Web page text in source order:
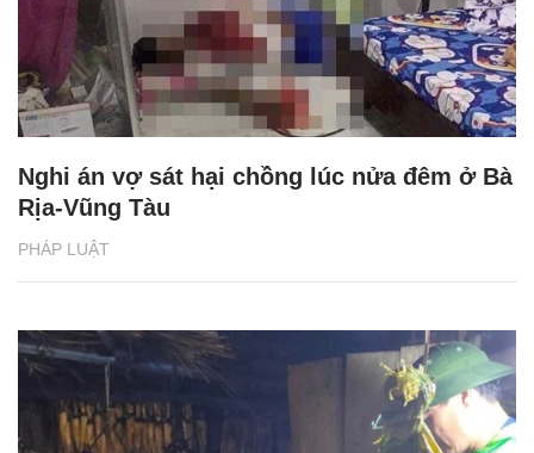
PHÁP LUẬT
Nghi án vợ sát hại chồng lúc nửa đêm ở Bà
Rịa-Vũng Tàu